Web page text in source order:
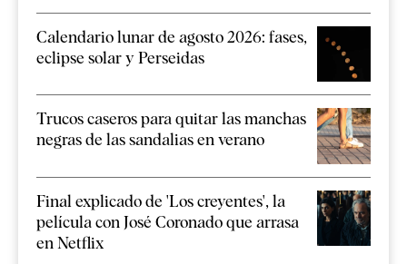
Calendario lunar de agosto 2026: fases,
eclipse solar y Perseidas
Trucos caseros para quitar las manchas
negras de las sandalias en verano
Final explicado de 'Los creyentes', la
película con José Coronado que arrasa
en Netflix